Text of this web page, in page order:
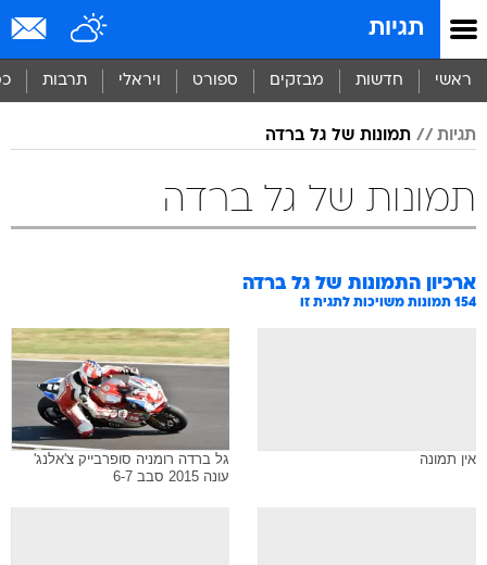
תגיות
ראשי חדשות מבזקים ספורט ויראלי תרבות
תגיות תמונות של גל ברדה
תמונות של גל ברדה
ארכיון התמונות של גל ברדה
154 תמונות משויכות לתגית זו
אין תמונה
גל ברדה רומניה סופרבייק צ'אלנג'
עונה 2015 סבב 6-7